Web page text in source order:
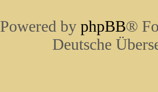
Powered by phpBB®
Deutsche